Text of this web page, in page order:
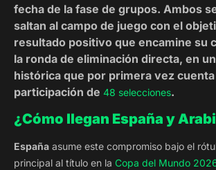
fecha de la fase de grupos. Ambos
saltan al campo de juego con el
resultado positivo que encamine su
la ronda de eliminación directa, en
histórica que por primera vez
participación de 48 selecciones.
¿Cómo llegan España y
España asume este compromiso bajo el
principal al título en la Copa del Mundo